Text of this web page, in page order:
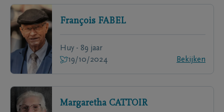
François FABEL
Huy - 89 jaar
19/10/2024
Bekijken
Margaretha CATTOIR